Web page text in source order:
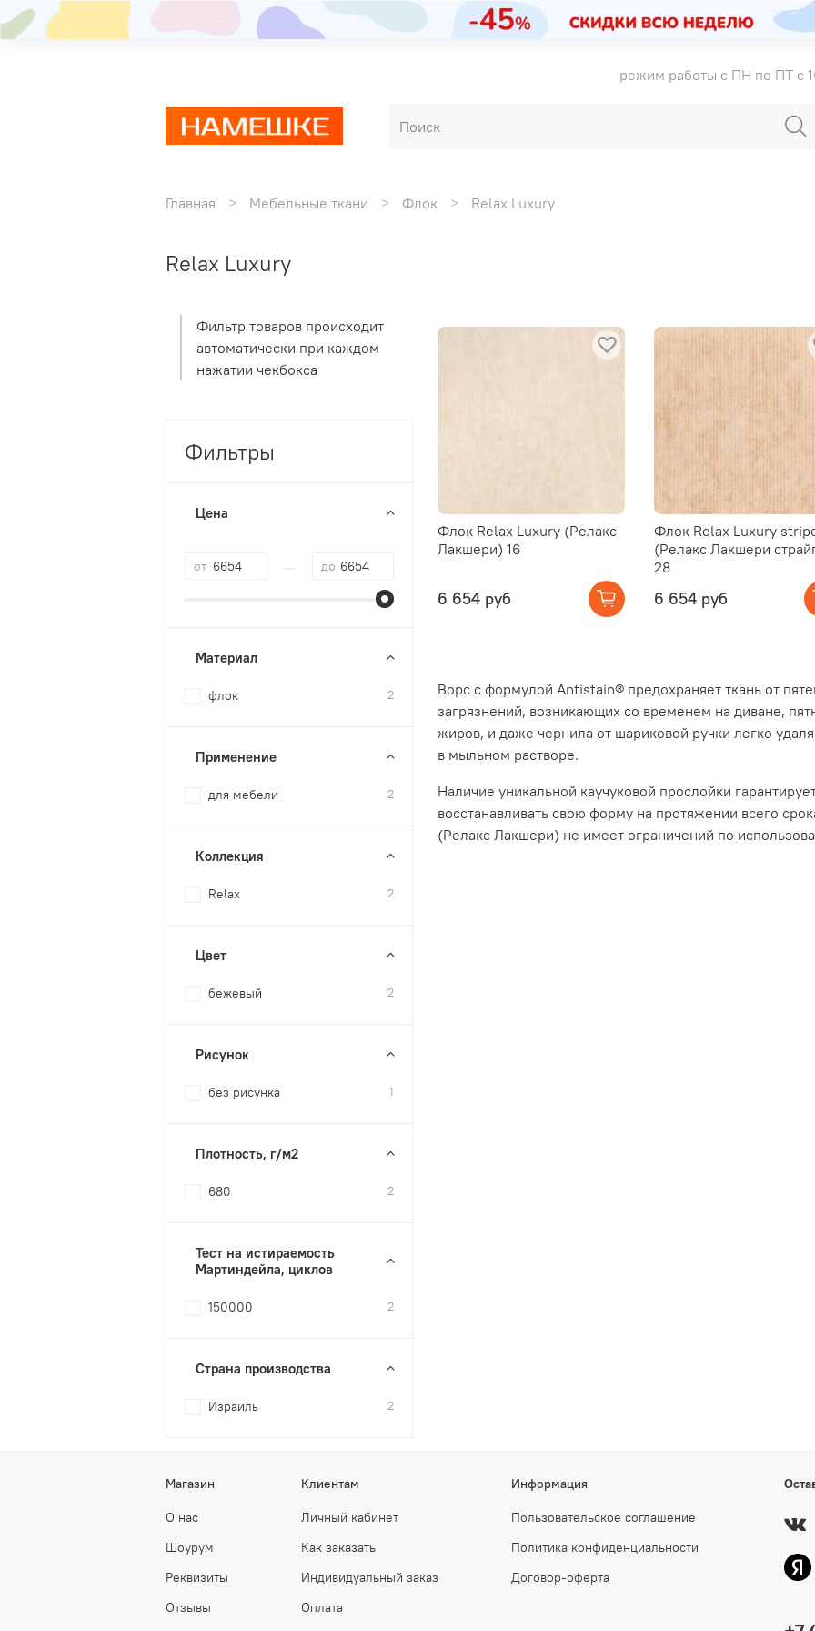
режим работы с ПН по ПТ с
Главная Мебельные ткани Флок Relax Luxury
Relax Luxury
Флок Relax Luxury (Релакс
Лакшери) 16
6 654 руб
Флок Relax Luxury
(Релакс Лакшери
28
6 654 руб
Ворс с формулой Antistain® предохраняет ткань от
загрязнений, возникающих со временем на диване,
жиров, и даже чернила от шариковой ручки легко
в мыльном растворе.
Наличие уникальной каучуковой прослойки
восстанавливать свою форму на протяжении всего
(Релакс Лакшери) не имеет ограничений по
Фильтр товаров происходит
автоматически при каждом
нажатии чекбокса
Фильтры
Цена
от до
Материал
флок 2
Применение
для мебели 2
Коллекция
Relax 2
Цвет
бежевый 2
Рисунок
без рисунка 1
Плотность, г/м2
680 2
Тест на истираемость
Мартиндейла, циклов
150000 2
Страна производства
Израиль 2
Магазин
О нас
Шоурум
Реквизиты
Отзывы
Клиентам
Личный кабинет
Как заказать
Индивидуальный заказ
Оплата
Информация
Пользовательское соглашение
Политика конфиденциальности
Договор-оферта